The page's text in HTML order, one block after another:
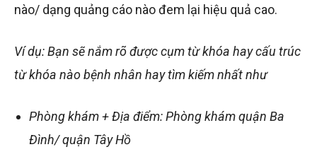
nào/ dạng quảng cáo nào đem lại hiệu quả cao.
Ví dụ: Bạn sẽ nắm rõ được cụm từ khóa hay cấu trúc
từ khóa nào bệnh nhân hay tìm kiếm nhất như
Phòng khám + Địa điểm: Phòng khám quận Ba
Đình/ quận Tây Hồ